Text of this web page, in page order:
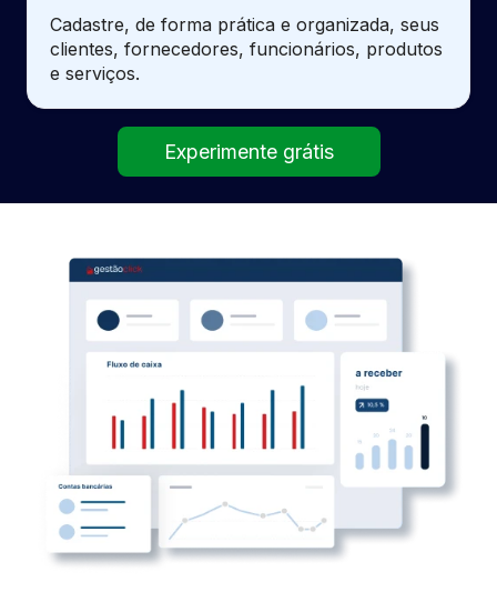
Cadastre, de forma prática e organizada, seus
clientes, fornecedores, funcionários, produtos
e serviços.
Experimente grátis